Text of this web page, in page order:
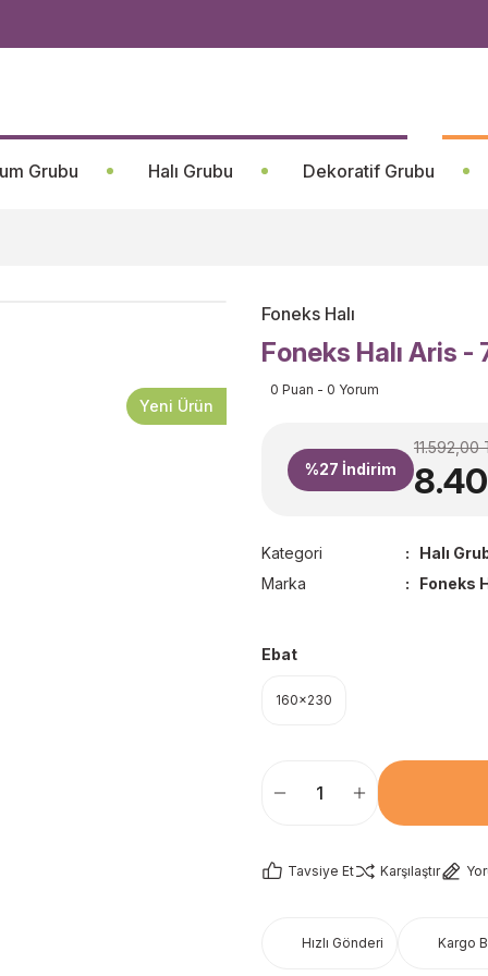
Grubu Halı Grubu Dekoratif Grubu
Yeni Ürün
Foneks Halı
Foneks Halı Aris
0 Puan - 0 Yorum
%27 İndirim
11.592,00
Kategori
Halı
Marka
Foneks
Ebat
160x230
Tavsiye Et Karşılaştır
Hızlı Gönderi Kargo